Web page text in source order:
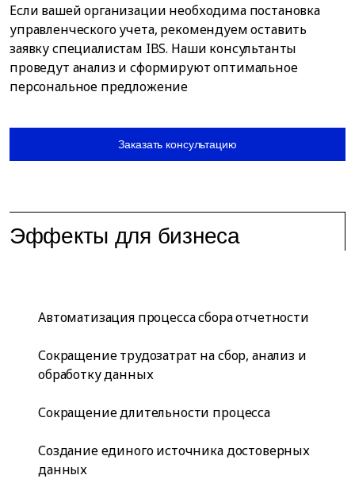
Если вашей организации необходима постановка
управленческого учета, рекомендуем оставить
заявку специалистам IBS. Наши консультанты
проведут анализ и сформируют оптимальное
персональное предложение
Заказать консультацию
Эффекты для бизнеса
Автоматизация процесса сбора отчетности
Сокращение трудозатрат на сбор, анализ и
обработку данных
Сокращение длительности процесса
Создание единого источника достоверных
данных